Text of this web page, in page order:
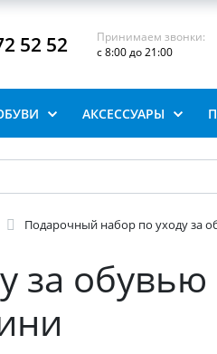
52 52
Принимаем звонки:
с 8:00 до 21:00
АКСЕССУАРЫ
Подарочный набор по уходу за
за